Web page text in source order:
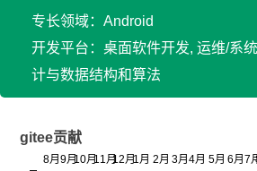
专长领域：Android
开发平台：桌面软件开发, 运维/系
计与数据结构和算法
gitee贡献